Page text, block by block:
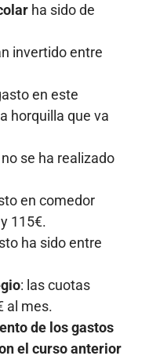
ha sido de
invertido entre
en este
horquilla que va
no se ha realizado
en comedor
115€.
ha sido entre
: las cuotas
al mes.
de los gastos
el curso anterior